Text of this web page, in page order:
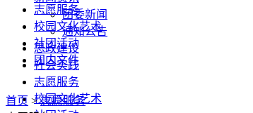
团委新闻
通知公告
思政建设
社会实践
志愿服务
校园文化艺术
志愿服务
校园文化艺术
社团活动
团内文件
首页 >志愿服务